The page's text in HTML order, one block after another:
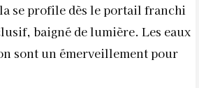
se profile dès le portail franchi
baigné de lumière. Les eaux
sont un émerveillement pour